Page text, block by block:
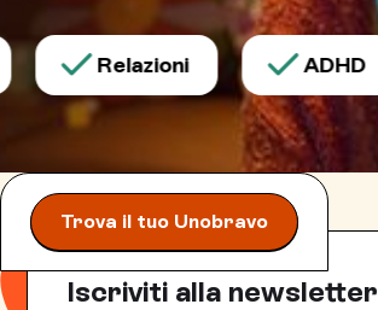
Relazioni ADHD
Trova il tuo Unobravo
Iscriviti alla newsletter